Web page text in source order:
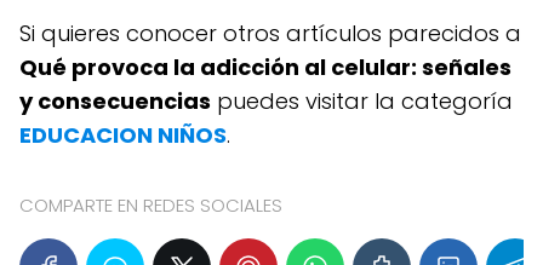
Si quieres conocer otros artículos parecidos a
Qué provoca la adicción al celular: señales
y consecuencias puedes visitar la categoría
EDUCACION NIÑOS.
COMPARTE EN REDES SOCIALES